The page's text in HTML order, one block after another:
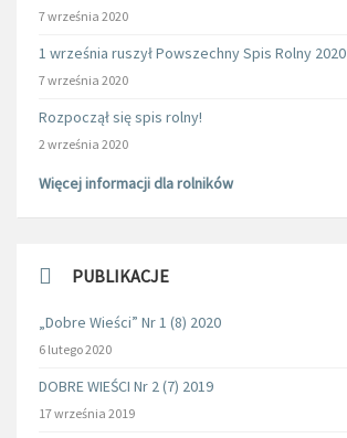
7 września 2020
1 września ruszył Powszechny Spis Rolny 2020
7 września 2020
Rozpoczął się spis rolny!
2 września 2020
Więcej informacji dla rolników
PUBLIKACJE
„Dobre Wieści” Nr 1 (8) 2020
6 lutego 2020
DOBRE WIEŚCI Nr 2 (7) 2019
17 września 2019